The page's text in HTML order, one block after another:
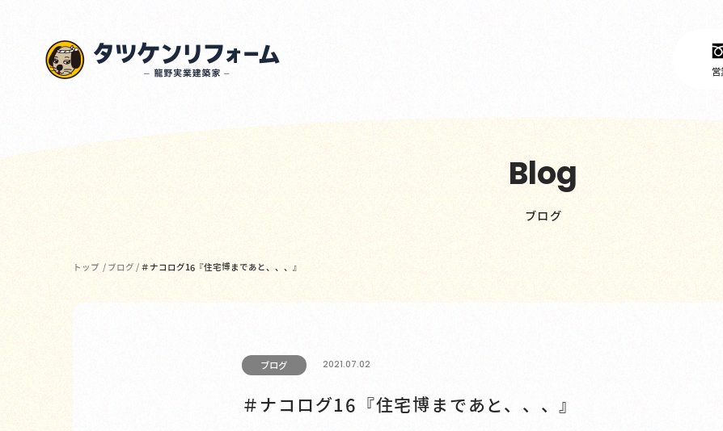
Blog
ブログ
トップ / ブログ / ＃ナコログ16『住宅博まであと、、、』
ブログ 2021.07.02
＃ナコログ16『住宅博まであと、、、』